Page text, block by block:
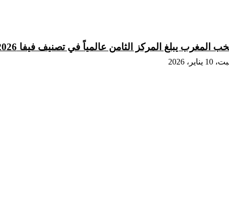
المغرب يبلغ المركز الثامن عالمياً في تصنيف فيفا 2026
2026